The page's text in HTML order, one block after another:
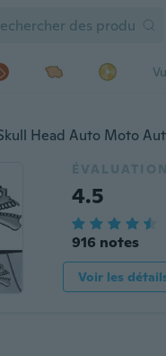
4.5
916 notes
Voir les